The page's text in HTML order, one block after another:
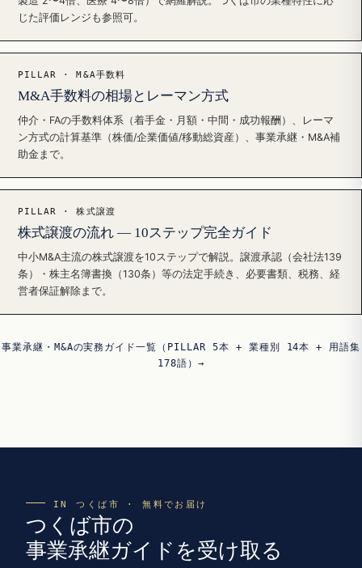
じた評価レンジも参照可。
PILLAR · M&A手数料
M&A手数料の相場とレーマン方式
仲介・FAの手数料体系（着手金・月額・中間・成功報酬）、レーマ
ン方式の計算基準（株価/企業価値/移動総資産）、事業承継・M&A補
助金まで。
PILLAR · 株式譲渡
株式譲渡の流れ — 10ステップ完全ガイド
中小M&A主流の株式譲渡を10ステップで解説。譲渡承認（会社法139
条）・株主名簿書換（130条）等の法定手続き、必要書類、税務、経
営者保証解除まで。
事業承継・M&Aの実務ガイド一覧（PILLAR 5本 + 業種別 14本 + 用語集
178語）→
IN つくば市 · 無料でお届け
つくば市の
事業承継ガイドを受け取る